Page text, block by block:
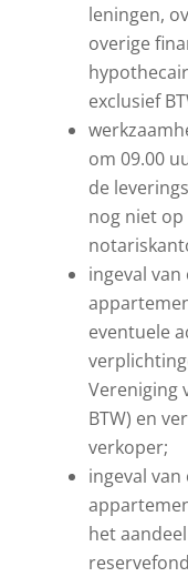
leningen,
overige
exclusief
om 09.00
de
nog niet
ingeval
eventuele
Vereniging
BTW) en
verkoper;
ingeval
het